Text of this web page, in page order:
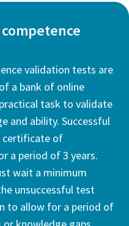
validation tests are
a bank of online
task to validate
and ability. Successful
certificate of
a period of 3 years.
wait a minimum
unsuccessful test
to allow for a period of